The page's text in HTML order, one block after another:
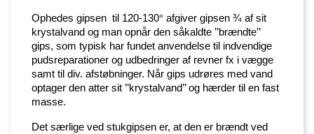
Ophedes gipsen til 120-130° afgiver gipsen ¾ af sit
krystalvand og man opnår den såkaldte ’’brændte’’
gips, som typisk har fundet anvendelse til indvendige
pudsreparationer og udbedringer af revner fx i vægge
samt til div. afstøbninger. Når gips udrøres med vand
optager den atter sit ’’krystalvand’’ og hærder til en fast
masse.
Det særlige ved stukgipsen er, at den er brændt ved